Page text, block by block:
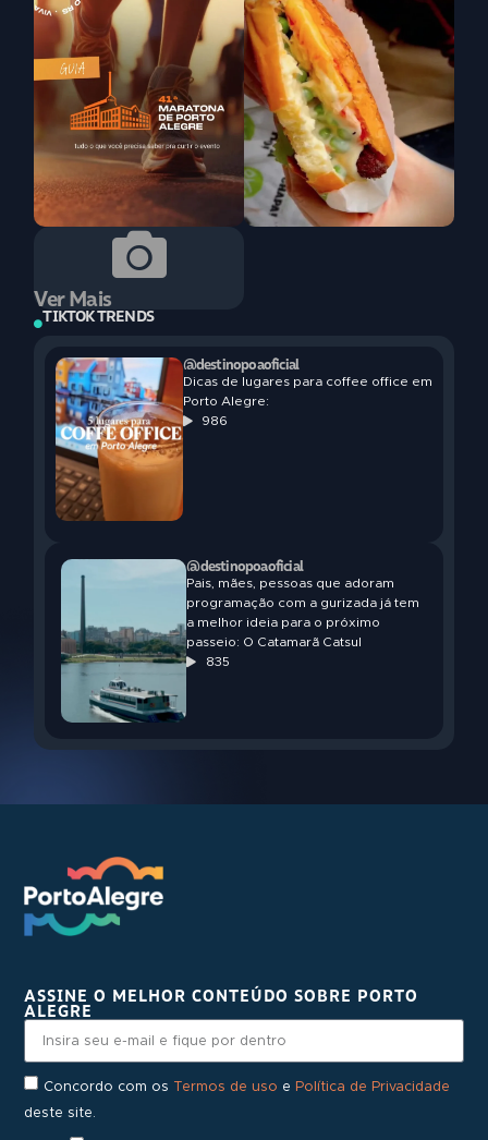
Ver Mais
TIKTOK TRENDS
@destinopoaoficial
Dicas de lugares para coffee office em
Porto Alegre:
986
@destinopoaoficial
Pais, mães, pessoas que adoram
programação com a gurizada já tem
a melhor ideia para o próximo
passeio: O Catamarã Catsul
835
ASSINE O MELHOR CONTEÚDO SOBRE PORTO
ALEGRE
Concordo com os Termos de uso e Política de Privacidade
deste site.